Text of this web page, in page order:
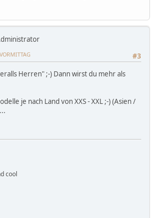
#3
Herren" ;-) Dann wirst du mehr als
je nach Land von XXS - XXL ;-) (Asien /
cool